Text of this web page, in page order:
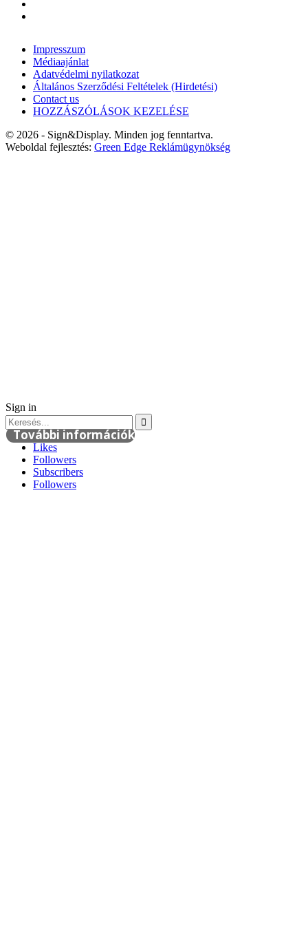
Impresszum
Médiaajánlat
Adatvédelmi nyilatkozat
Általános Szerződési Feltételek (Hirdetési)
Contact us
HOZZÁSZÓLÁSOK KEZELÉSE
© 2026 - Sign&Display. Minden jog fenntartva.
Weboldal fejlesztés: Green Edge Reklámügynökség
További információk
Sign in
Likes
Followers
Subscribers
Followers